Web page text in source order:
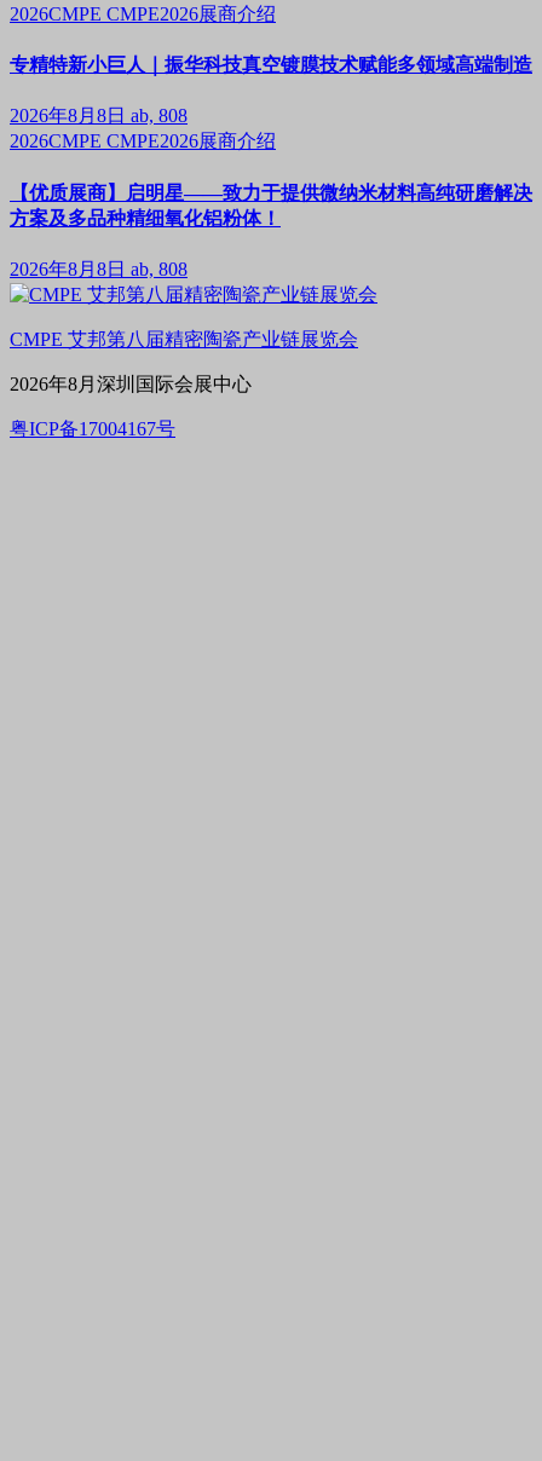
2026CMPE CMPE2026展商介绍
专精特新小巨人｜振华科技真空镀膜技术赋能多领域高端制造
2026年8月8日 ab, 808
2026CMPE CMPE2026展商介绍
【优质展商】启明星——致力于提供微纳米材料高纯研磨解决
方案及多品种精细氧化铝粉体！
2026年8月8日 ab, 808
CMPE 艾邦第八届精密陶瓷产业链展览会
2026年8月深圳国际会展中心
粤ICP备17004167号